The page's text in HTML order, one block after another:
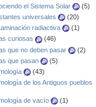
el Sistema Solar
(5)
universales
(20)
radiactiva
(1)
curiosas
(46)
que no deben pasar
(2)
que pasan
(5)
(43)
de los Antiguos pueblos
de vacío
(1)